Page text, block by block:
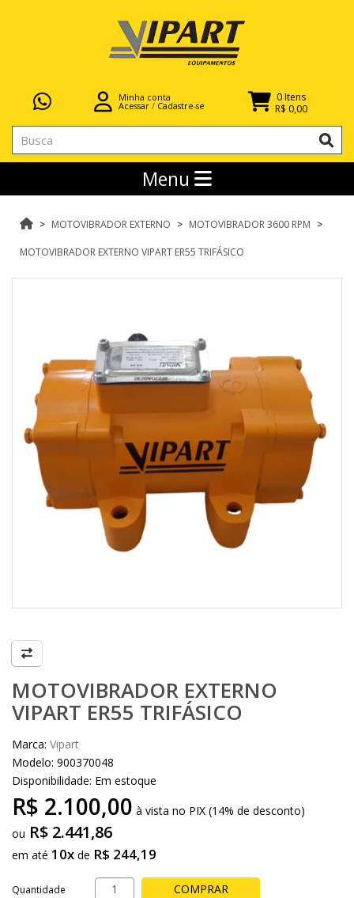
Minha conta
Acessar / Cadastre-se
0 Itens
R$ 0,00
Menu
MOTOVIBRADOR EXTERNO MOTOVIBRADOR 3600 RPM
MOTOVIBRADOR EXTERNO VIPART ER55 TRIFÁSICO
MOTOVIBRADOR EXTERNO
VIPART ER55 TRIFÁSICO
Marca: Vipart
Modelo: 900370048
Disponibilidade: Em estoque
R$ 2.441,86
em até 10x de R$ 244,19
R$ 2.100,00 à vista no PIX (14% de desconto)
Quantidade COMPRAR